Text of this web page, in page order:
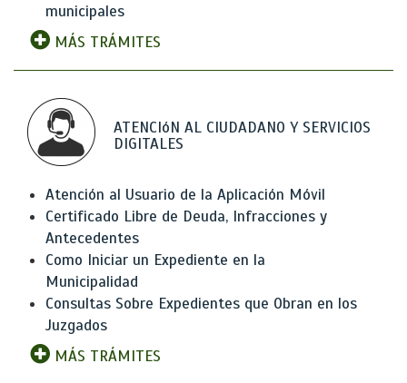
municipales
MÁS TRÁMITES
ATENCIóN AL CIUDADANO Y SERVICIOS
DIGITALES
Atención al Usuario de la Aplicación Móvil
Certificado Libre de Deuda, Infracciones y
Antecedentes
Como Iniciar un Expediente en la
Municipalidad
Consultas Sobre Expedientes que Obran en los
Juzgados
MÁS TRÁMITES